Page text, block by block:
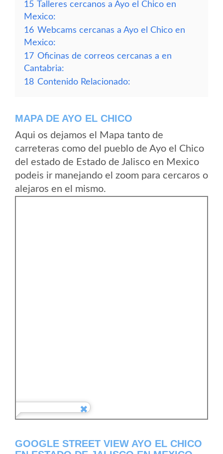
15 Talleres cercanos a Ayo el Chico en
Mexico:
16 Webcams cercanas a Ayo el Chico en
Mexico:
17 Oficinas de correos cercanas a en
Cantabria:
18 Contenido Relacionado:
MAPA DE AYO EL CHICO
Aqui os dejamos el Mapa tanto de
carreteras como del pueblo de Ayo el Chico
del estado de Estado de Jalisco en Mexico
podeis ir manejando el zoom para cercaros o
alejaros en el mismo.
GOOGLE STREET VIEW AYO EL CHICO